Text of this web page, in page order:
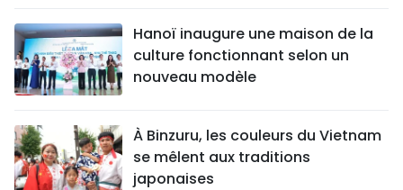
Hanoï inaugure une maison de la
culture fonctionnant selon un
nouveau modèle
À Binzuru, les couleurs du Vietnam
se mêlent aux traditions
japonaises